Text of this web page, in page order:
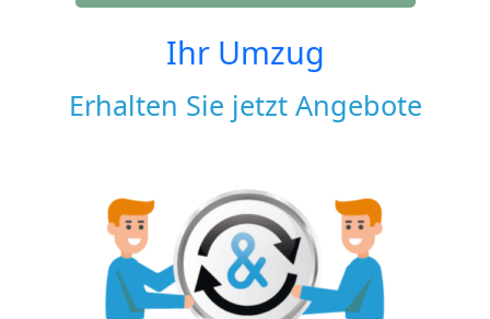
Ihr Umzug
Erhalten Sie jetzt Angebote